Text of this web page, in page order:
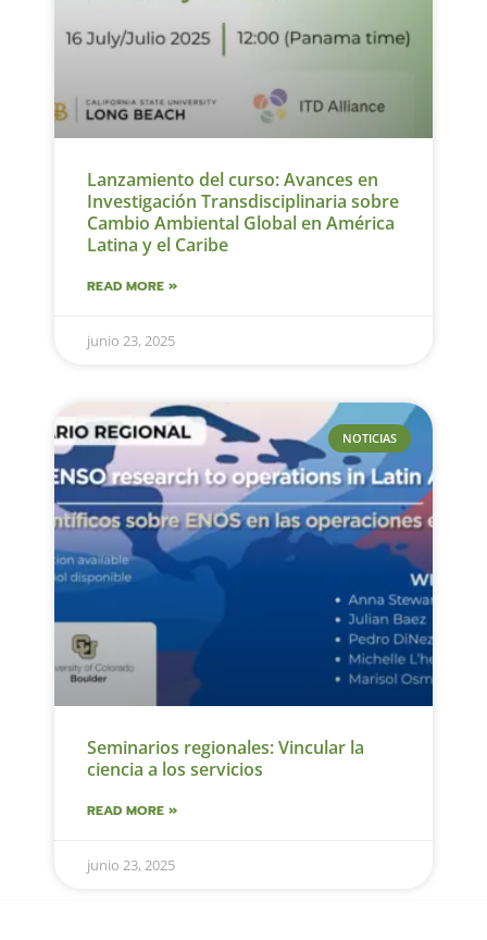
Lanzamiento del curso: Avances en
Investigación Transdisciplinaria sobre
Cambio Ambiental Global en América
Latina y el Caribe
READ MORE »
junio 23, 2025
NOTICIAS
Seminarios regionales: Vincular la
ciencia a los servicios
READ MORE »
junio 23, 2025